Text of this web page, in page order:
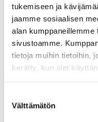
tukemiseen ja
jaamme sosiaalisen
alan
sivustoamme.
tietoja muihin tietoihin,
kerätty, kun olet
valinta
Välttämätön
taittui rauta- ja
murhayrityksen kohteeksi,
Georgios
pelasti tilanteen
pienen miekan pois tämän
jossa Nikolai vierailee